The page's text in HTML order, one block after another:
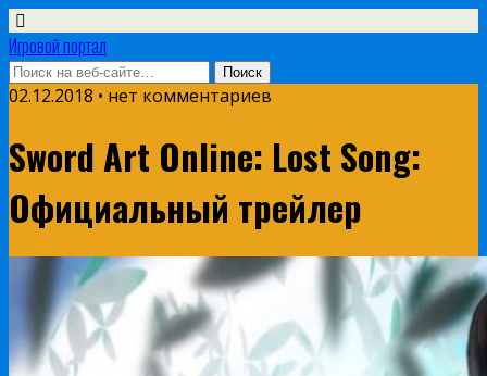
Игровой портал
02.12.2018 • нет комментариев
Sword Art Online: Lost Song:
Официальный трейлер